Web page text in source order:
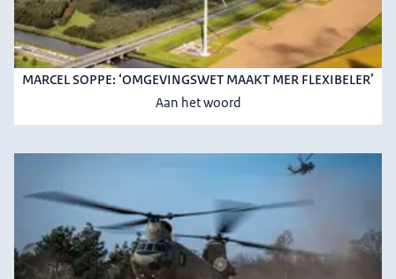
MARCEL SOPPE: ‘OMGEVINGSWET MAAKT MER FLEXIBELER’
Aan het woord